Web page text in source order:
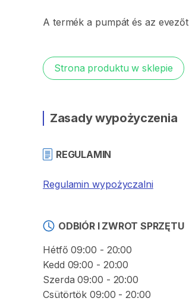
A termék a pumpát és az evezőt
Strona produktu w sklepie
Zasady wypożyczenia
REGULAMIN
Regulamin wypożyczalni
ODBIÓR I ZWROT SPRZĘTU
Hétfő 09:00 - 20:00
Kedd 09:00 - 20:00
Szerda 09:00 - 20:00
Csütörtök 09:00 - 20:00